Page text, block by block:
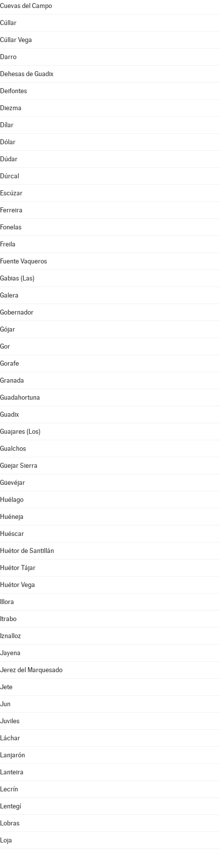
Cuevas del Campo
Cúllar
Cúllar Vega
Darro
Dehesas de Guadix
Deifontes
Diezma
Dílar
Dólar
Dúdar
Dúrcal
Escúzar
Ferreira
Fonelas
Freila
Fuente Vaqueros
Gabias (Las)
Galera
Gobernador
Gójar
Gor
Gorafe
Granada
Guadahortuna
Guadix
Guajares (Los)
Gualchos
Güejar Sierra
Güevéjar
Huélago
Huéneja
Huéscar
Huétor de Santillán
Huétor Tájar
Huétor Vega
Illora
Itrabo
Iznalloz
Jayena
Jerez del Marquesado
Jete
Jun
Juviles
Láchar
Lanjarón
Lanteira
Lecrín
Lentegí
Lobras
Loja